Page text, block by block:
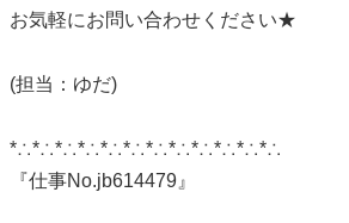
お気軽にお問い合わせください★
(担当：ゆだ)
*∴*∴*∴*∴*∴*∴*∴*∴*∴*∴*∴*∴
『仕事No.jb614479』